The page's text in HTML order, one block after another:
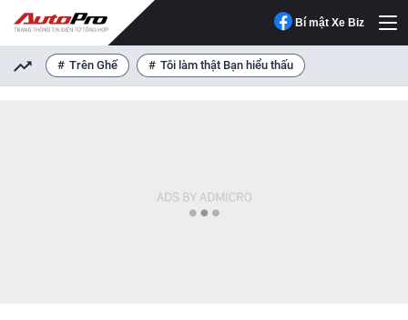
Bí mật Xe Biz
Trên Ghế Tôi làm thật Bạn hiểu thấu